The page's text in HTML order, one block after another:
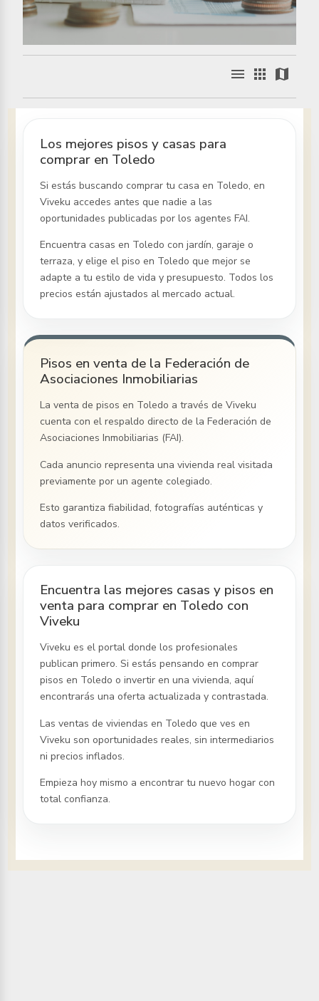
menu apps map
Los mejores pisos y casas para
comprar en Toledo
Si estás buscando comprar tu casaen Toledo, en
Viveku accedes antes que nadie a las
oportunidades publicadas por los agentes FAI.
Encuentra casasen Toledo con jardín, garaje o
terraza, y elige el pisoen Toledo que mejor se
adapte a tu estilo de vida y presupuesto. Todos los
precios están ajustados al mercado actual.
Pisos en venta de la Federación de
Asociaciones Inmobiliarias
La venta de pisosen Toledo a través de Viveku
cuenta con el respaldo directo de la Federación de
Asociaciones Inmobiliarias (FAI).
Cada anuncio representa una vivienda real visitada
previamente por un agente colegiado.
Esto garantiza fiabilidad, fotografías auténticas y
datos verificados.
Encuentra las mejores casas y pisos en
venta para comprar en Toledo con
Viveku
Viveku es el portal donde los profesionales
publican primero. Si estás pensando en comprar
pisosen Toledo o invertir en una vivienda, aquí
encontrarás una oferta actualizada y contrastada.
Las ventas de viviendasen Toledo que ves en
Viveku son oportunidades reales, sin intermediarios
ni precios inflados.
Empieza hoy mismo a encontrar tu nuevo hogar con
total confianza.